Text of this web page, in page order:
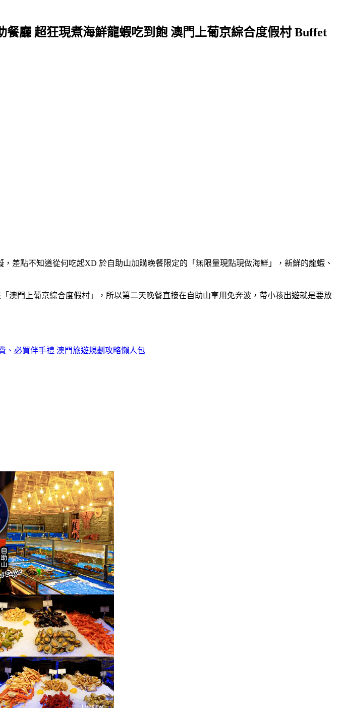
餐廳 超狂現煮海鮮龍蝦吃到飽 澳門上葡京綜合度假村 Buffet
差點不知道從何吃起XD 於自助山加購晚餐限定的「無限量現點現做海鮮」，新鮮的龍蝦、
澳門上葡京綜合度假村」，所以第二天晚餐直接在自助山享用免奔波，帶小孩出遊就是要放
、必買伴手禮 澳門旅遊規劃攻略懶人包